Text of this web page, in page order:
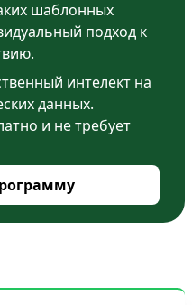
шаблонных
подход к
интелект на
данных.
и не требует